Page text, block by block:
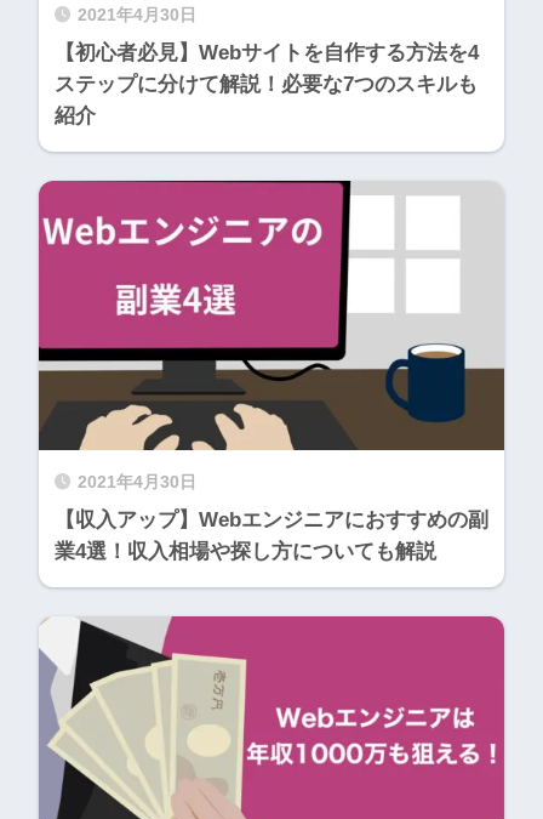
2021年4月30日
【初心者必見】Webサイトを自作する方法を4
ステップに分けて解説！必要な7つのスキルも
紹介
2021年4月30日
【収入アップ】Webエンジニアにおすすめの副
業4選！収入相場や探し方についても解説